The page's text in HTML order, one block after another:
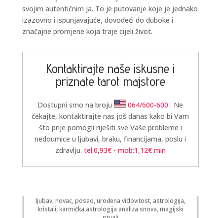
svojim autentičnim ja. To je putovanje koje je jednako
izazovno i ispunjavajuće, dovodeći do duboke i
značajne promjene koja traje cijeli život.
Kontaktirajte naše iskusne i
priznate tarot majstore
Dostupni smo na broju 064/600-600 . Ne
čekajte, kontaktirajte nas još danas kako bi Vam
što prije pomogli riješiti sve Vaše probleme i
nedoumice u ljubavi, braku, financijama, poslu i
zdravlju. tel:0,93€ - mob:1,12€ min
LUCIJA/ Kod #136
TEHNIKE:sudbinske karte, anđeoske poruke
Broj tel: 064/600-600
tel:0,93€ - mob:1,12€ min
TEODORA
Tarot savjetnik je slobodan
ljubav, novac, posao, urođena vidovitost, astrologija,
kristali, karmička astrologija analiza snova, magijski
rituali